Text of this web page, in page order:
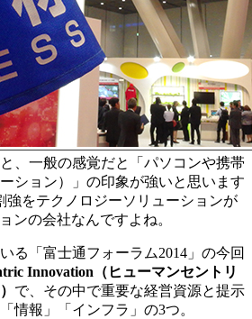
、一般の感覚だと「パソコンや携帯
ション）」の印象が強いと思います
強をテクノロジーソリューションが
ンの会社なんですよね。
る「富士通フォーラム2014」の今回
Innovation（ヒューマンセントリ
で、その中で重要な経営資源と提示
情報」「インフラ」の3つ。